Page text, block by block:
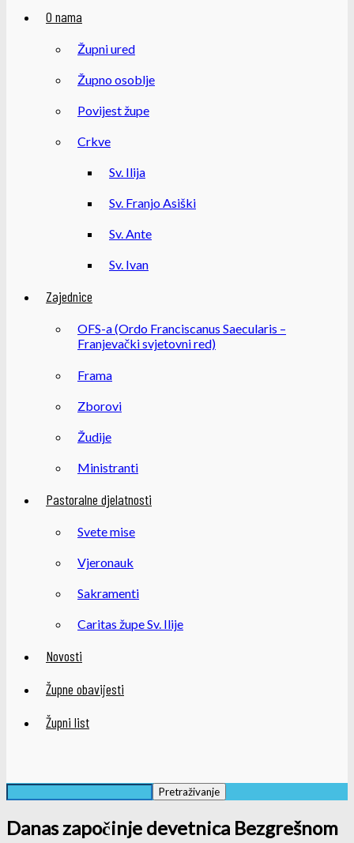
O nama
Župni ured
Župno osoblje
Povijest župe
Crkve
Sv. Ilija
Sv. Franjo Asiški
Sv. Ante
Sv. Ivan
Zajednice
OFS-a (Ordo Franciscanus Saecularis –
Franjevački svjetovni red)
Frama
Zborovi
Žudije
Ministranti
Pastoralne djelatnosti
Svete mise
Vjeronauk
Sakramenti
Caritas župe Sv. Ilije
Novosti
Župne obavijesti
Župni list
Danas započinje devetnica Bezgrešnom